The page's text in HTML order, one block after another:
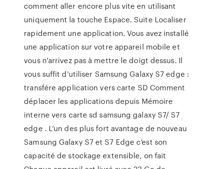
comment aller encore plus vite en utilisant
uniquement la touche Espace. Suite Localiser
rapidement une application. Vous avez installé
une application sur votre appareil mobile et
vous n'arrivez pas à mettre le doigt dessus. Il
vous suffit d'utiliser Samsung Galaxy S7 edge :
transfére application vers carte SD Comment
déplacer les applications depuis Mémoire
interne vers carte sd samsung galaxy S7/ S7
edge . L’un des plus fort avantage de nouveau
Samsung Galaxy S7 et S7 Edge c’est son
capacité de stockage extensible, on fait